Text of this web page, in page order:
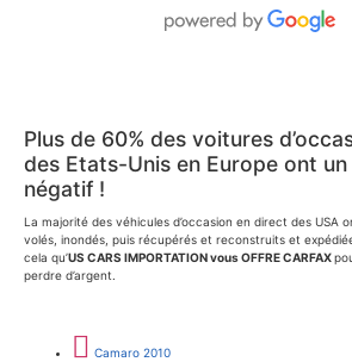
Plus de 60% des voitures
des Etats-Unis en Europe ont
négatif !
La majorité des véhicules d’occasion en direct des USA
volés, inondés, puis récupérés et reconstruits et
cela qu’US CARS IMPORTATION vous OFFRE CARFAX
perdre d’argent.
Camaro 2010